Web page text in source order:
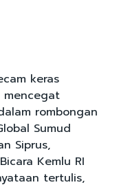
keras
mencegat
rombongan
Sumud
Siprus,
Kemlu RI
tertulis,